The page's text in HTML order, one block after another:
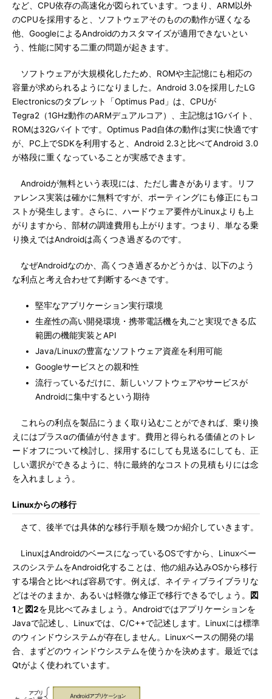
など、CPU依存の高速化が図られています。つまり、ARM以外
のCPUを採用すると、ソフトウェアそのものの動作が遅くなる
他、GoogleによるAndroidのカスタマイズが適用できないとい
う、性能に関する二重の問題が起きます。
ソフトウェアが大規模化したため、ROMや主記憶にも相応の
容量が求められるようになりました。Android 3.0を採用したLG
Electronicsのタブレット「Optimus Pad」は、CPUが
Tegra2（1GHz動作のARMデュアルコア）、主記憶は1Gバイト、
ROMは32Gバイトです。Optimus Pad自体の動作は実に快適です
が、PC上でSDKを利用すると、Android 2.3と比べてAndroid 3.0
が格段に重くなっていることが実感できます。
Androidが無料という表現には、ただし書きがあります。リフ
ァレンス実装は確かに無料ですが、ポーティングにも修正にもコ
ストが発生します。さらに、ハードウェア要件がLinuxよりも上
がりますから、部材の調達費用も上がります。つまり、単なる乗
り換えではAndroidは高くつき過ぎるのです。
なぜAndroidなのか、高くつき過ぎるかどうかは、以下のよう
な利点と考え合わせて判断するべきです。
堅牢なアプリケーション実行環境
生産性の高い開発環境・携帯電話機を丸ごと実現できる広
範囲の機能実装とAPI
Java/Linuxの豊富なソフトウェア資産を利用可能
Googleサービスとの親和性
流行っているだけに、新しいソフトウェアやサービスが
Androidに集中するという期待
これらの利点を製品にうまく取り込むことができれば、乗り換
えにはプラスαの価値が付きます。費用と得られる価値とのトレ
ードオフについて検討し、採用するにしても見送るにしても、正
しい選択ができるように、特に最終的なコストの見積もりには念
を入れましょう。
Linuxからの移行
さて、後半では具体的な移行手順を幾つか紹介していきます。
LinuxはAndroidのベースになっているOSですから、Linuxベー
スのシステムをAndroid化することは、他の組み込みOSから移行
する場合と比べれば容易です。例えば、ネイティブライブラリな
どはそのままか、あるいは軽微な修正で移行できるでしょう。
図
1 と 図2を見比べてみましょう。Androidではアプリケーションを
Javaで記述し、Linuxでは、C/C++で記述します。Linuxには標準
のウィンドウシステムが存在しません。Linuxベースの開発の場
合、まずどのウィンドウシステムを使うかを決めます。最近では
Qtがよく使われています。